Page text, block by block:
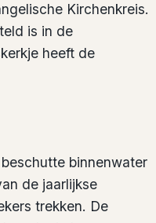
Kirchenkreis.
is in de
heeft de
binnenwater
de jaarlijkse
trekken. De